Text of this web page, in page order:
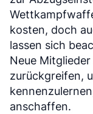
kosten, doch
lassen sich
Neue
zurückgreifen,
anschaffen.